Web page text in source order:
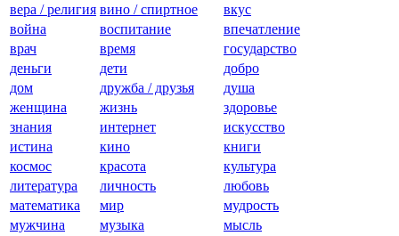
вера / религия вино / спиртное
вкус
война
воспитание
впечатление
врач
время
государство
деньги
дети
добро
дом
дружба / друзья
душа
женщина
жизнь
здоровье
знания
интернет
искусство
истина
кино
книги
космос
красота
культура
литература
личность
любовь
математика
мир
мудрость
мужчина
музыка
мысль